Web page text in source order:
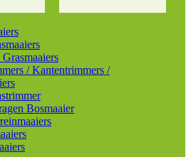
/ Kantentrimmers /
Bosmaaier